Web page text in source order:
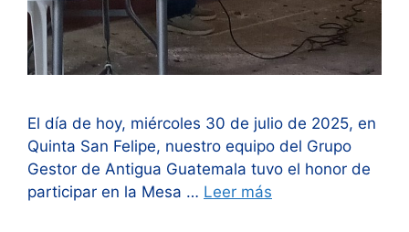
El día de hoy, miércoles 30 de julio de 2025, en
Quinta San Felipe, nuestro equipo del Grupo
Gestor de Antigua Guatemala tuvo el honor de
participar en la Mesa … Leer más